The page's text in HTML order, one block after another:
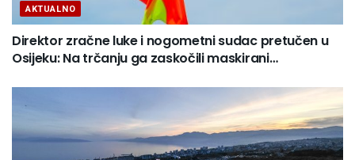
AKTUALNO
Direktor zračne luke i nogometni sudac pretučen u
Osijeku: Na trčanju ga zaskočili maskirani…